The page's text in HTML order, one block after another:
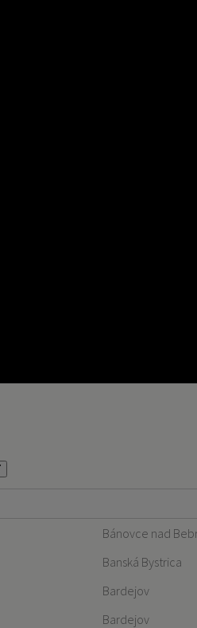
Bánovce nad
Banská Bystrica
Bardejov
Bardejov